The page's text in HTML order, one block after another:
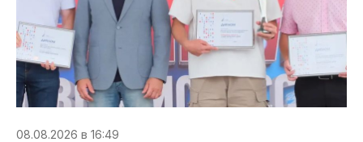
08.08.2026 в 16:49